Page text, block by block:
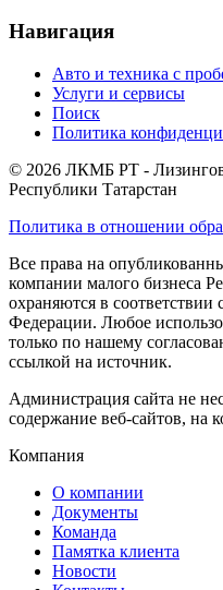
Навигация
Авто и техника с
Услуги и сервисы
Поиск
Политика
© 2026 ЛКМБ РТ -
Республики Татарстан
Политика в отношении
Все права на
компании малого бизнеса
охраняются в соответствии
Федерации. Любое
только по нашему
ссылкой на источник.
Администрация сайта не
содержание веб-сайтов, на
Компания
О компании
Документы
Команда
Памятка клиента
Новости